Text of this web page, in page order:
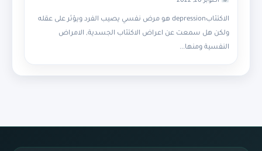
الاكتئابdepression هو مرض نفسي يصيب الفرد ويؤثر على عقله
ولكن هل سمعت عن اعراض الاكتئاب الجسدية, الامراض
النفسية ومنها...